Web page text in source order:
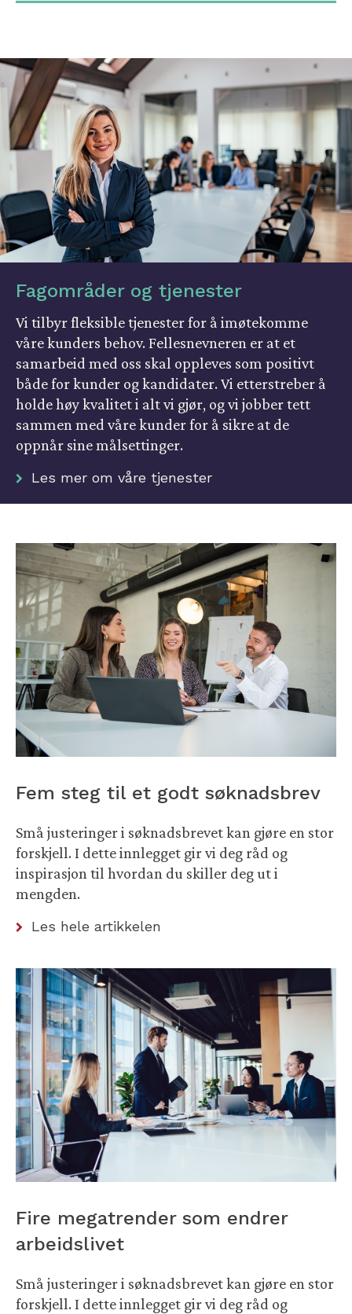
Fagområder og tjenester
Vi tilbyr fleksible tjenester for å imøtekomme
våre kunders behov. Fellesnevneren er at et
samarbeid med oss skal oppleves som positivt
både for kunder og kandidater. Vi etterstreber å
holde høy kvalitet i alt vi gjør, og vi jobber tett
sammen med våre kunder for å sikre at de
oppnår sine målsettinger.
Les mer om våre tjenester
Fem steg til et godt søknadsbrev
Små justeringer i søknadsbrevet kan gjøre en stor
forskjell. I dette innlegget gir vi deg råd og
inspirasjon til hvordan du skiller deg ut i
mengden.
Les hele artikkelen
Fire megatrender som endrer
arbeidslivet
Små justeringer i søknadsbrevet kan gjøre en stor
forskjell. I dette innlegget gir vi deg råd og